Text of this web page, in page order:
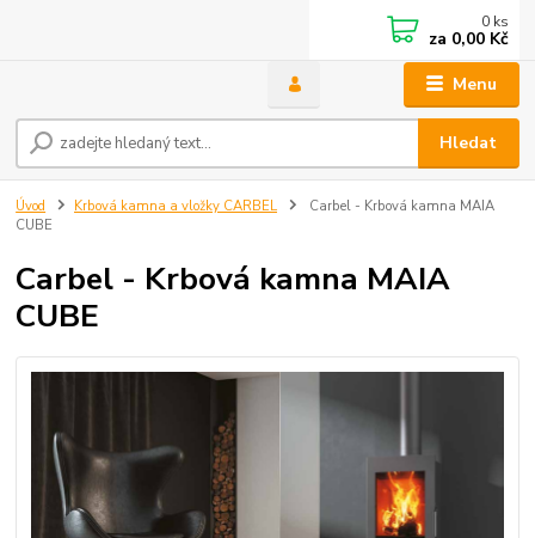
Menu
Hledat
0 ks
za 0,00 Kč
Úvod Krbová kamna a vložky CARBEL
Carbel - Krbová kamna MAIA
CUBE
Carbel - Krbová kamna MAIA
CUBE